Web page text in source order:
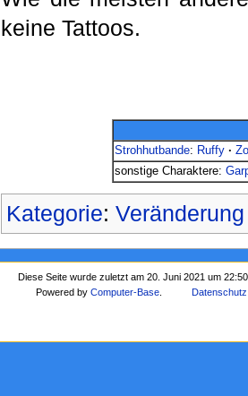
keine Tattoos.
Strohhutbande: Ruffy ·
sonstige Charaktere:
Kategorie:
Diese Seite wurde zuletzt am 20. Juni 2021 um
Powered byComputer-Base Datenschutz